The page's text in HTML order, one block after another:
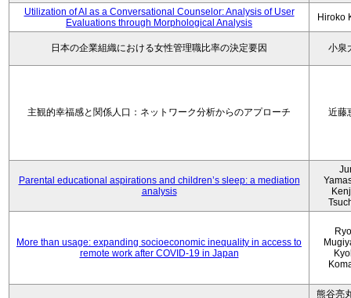
Utilization of AI as a Conversational Counselor: Analysis of User
Evaluations through Morphological Analysis
Hiroko
日本の企業組織における女性管理職比率の決定要因 小泉
主観的幸福感と関係人口：ネットワーク分析からのアプローチ 近藤
Parental educational aspirations and children’s sleep: a mediation
analysis
More than usage: expanding socioeconomic inequality in access to
remote work after COVID-19 in Japan
熊谷亮